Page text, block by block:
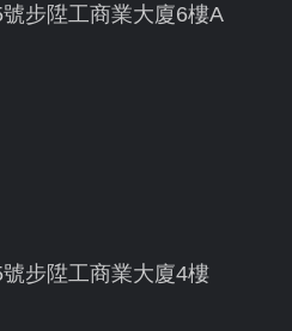
步陞工商業大廈6樓A
步陞工商業大廈4樓